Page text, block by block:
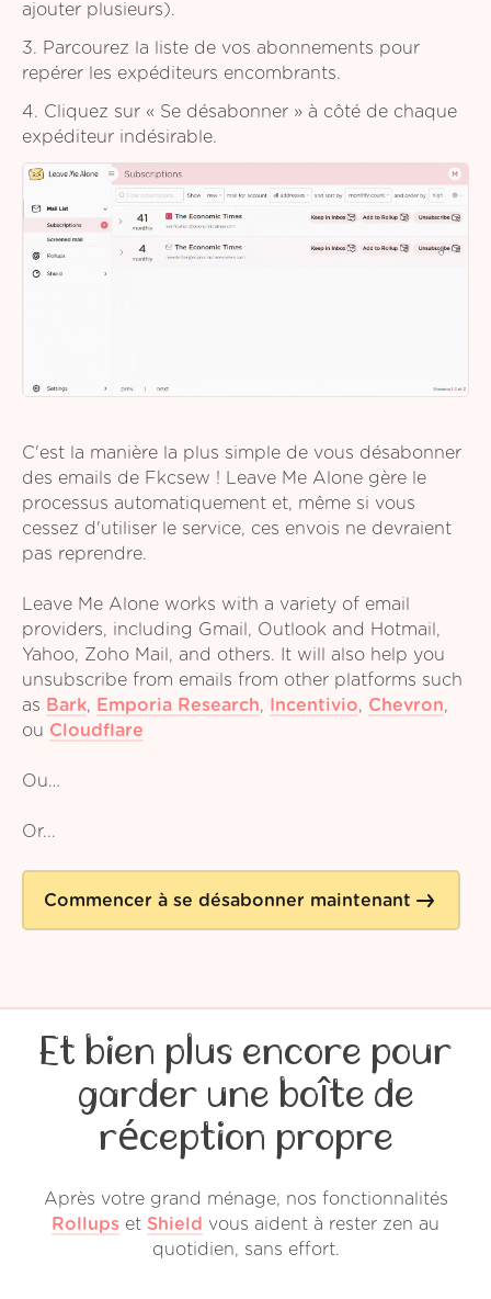
ajouter plusieurs).
3. Parcourez la liste de vos abonnements pour
repérer les expéditeurs encombrants.
4. Cliquez sur « Se désabonner » à côté de chaque
expéditeur indésirable.
C'est la manière la plus simple de vous désabonner
des emails de Fkcsew ! Leave Me Alone gère le
processus automatiquement et, même si vous
cessez d'utiliser le service, ces envois ne devraient
pas reprendre.
Leave Me Alone works with a variety of email
providers, including Gmail, Outlook and Hotmail,
Yahoo, Zoho Mail, and others. It will also help you
unsubscribe from emails from other platforms such
as Bark, Emporia Research, Incentivio, Chevron,
ou Cloudflare
Ou…
Or...
Commencer à se désabonner maintenant
Et bien plus encore pour
garder une boîte de
réception propre
Après votre grand ménage, nos fonctionnalités
Rollups et Shield vous aident à rester zen au
quotidien, sans effort.